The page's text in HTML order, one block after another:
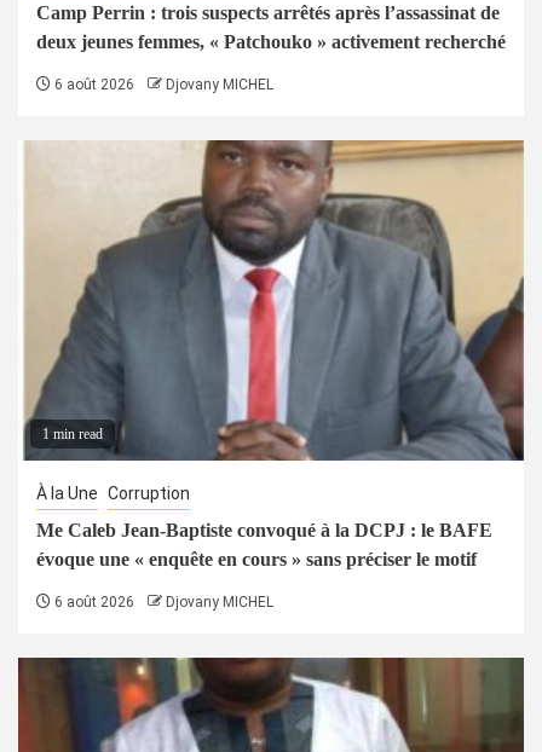
Camp Perrin : trois suspects arrêtés après l’assassinat de
deux jeunes femmes, « Patchouko » activement recherché
6 août 2026 Djovany MICHEL
1 min read
À la Une Corruption
Me Caleb Jean-Baptiste convoqué à la DCPJ : le BAFE
évoque une « enquête en cours » sans préciser le motif
6 août 2026 Djovany MICHEL